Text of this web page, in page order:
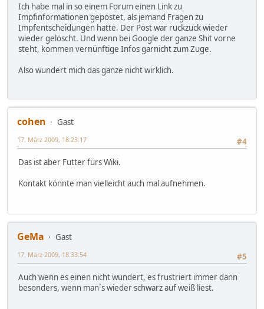
Ich habe mal in so einem Forum einen Link zu
Impfinformationen gepostet, als jemand Fragen zu
Impfentscheidungen hatte. Der Post war ruckzuck wieder
wieder gelöscht. Und wenn bei Google der ganze Shit vorne
steht, kommen vernünftige Infos garnicht zum Zuge.
Also wundert mich das ganze nicht wirklich.
cohen
Gast
#4
17. März 2009, 18:23:17
Das ist aber Futter fürs Wiki.
Kontakt könnte man vielleicht auch mal aufnehmen.
GeMa
Gast
#5
17. März 2009, 18:33:54
Auch wenn es einen nicht wundert, es frustriert immer dann
besonders, wenn man´s wieder schwarz auf weiß liest.